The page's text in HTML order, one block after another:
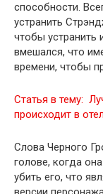
способности.
устранить
чтобы
вмешался, что
времени, чтобы
Статья в тему:
происходит в
Слова Черного
голове, когда
убить его, что